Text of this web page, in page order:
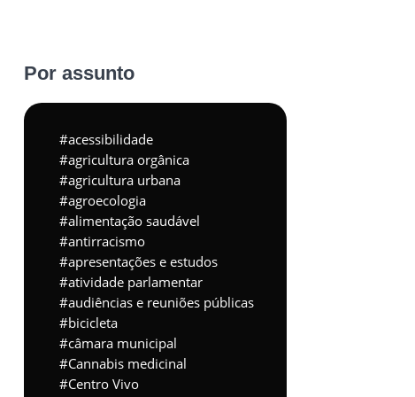
Por assunto
acessibilidade
agricultura orgânica
agricultura urbana
agroecologia
alimentação saudável
antirracismo
apresentações e estudos
atividade parlamentar
audiências e reuniões públicas
bicicleta
câmara municipal
Cannabis medicinal
Centro Vivo